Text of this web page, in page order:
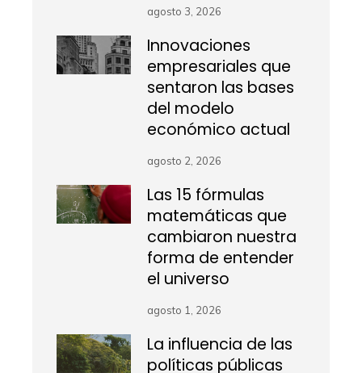
agosto 3, 2026
Innovaciones
empresariales que
sentaron las bases
del modelo
económico actual
agosto 2, 2026
Las 15 fórmulas
matemáticas que
cambiaron nuestra
forma de entender
el universo
agosto 1, 2026
La influencia de las
políticas públicas